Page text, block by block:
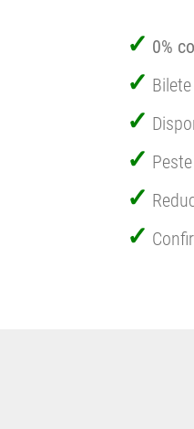
0%
Bilete
Peste